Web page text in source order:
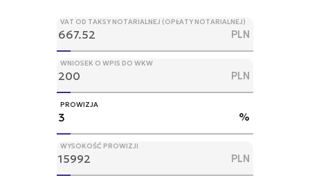
VAT OD TAKSY NOTARIALNEJ (OPŁATY NOTARIALNEJ)
PLN
WNIOSEK O WPIS DO WKW
PLN
PROWIZJA
%
WYSOKOŚĆ PROWIZJI
PLN